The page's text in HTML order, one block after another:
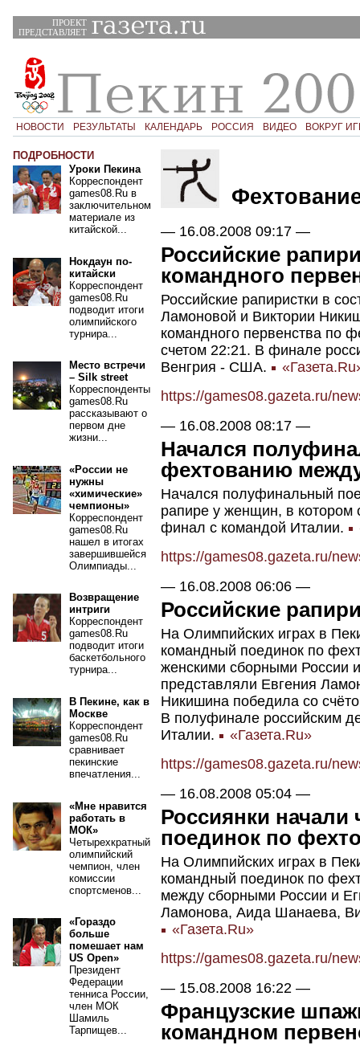
ПРОЕКТ
ПРЕДСТАВЛЯЕТ
НОВОСТИ РЕЗУЛЬТАТЫ КАЛЕНДАРЬ РОССИЯ ВИДЕО ВОКРУГ
ПОДРОБНОСТИ
Уроки Пекина
Корреспондент
games08.Ru в
заключительном
материале из
китайской...
Нокдаун по-
китайски
Корреспондент
games08.Ru
подводит итоги
олимпийского
турнира...
Место встречи
– Silk street
Корреспонденты
games08.Ru
рассказывают о
первом дне
жизни...
«России не
нужны
«химические»
чемпионы»
Корреспондент
games08.Ru
нашел в итогах
завершившейся
Олимпиады...
Возвращение
интриги
Корреспондент
games08.Ru
подводит итоги
баскетбольного
турнира...
В Пекине, как в
Москве
Корреспондент
games08.Ru
сравнивает
пекинские
впечатления...
«Мне нравится
работать в
МОК»
Четырехкратный
олимпийский
чемпион, член
комиссии
спортсменов...
«Гораздо
больше
помешает нам
US Open»
Президент
Федерации
тенниса России,
член МОК
Шамиль
Тарпищев...
— 16.08.2008 09:17 —
Российские
командного
Российские рапиристки в
Ламоновой и Виктории
командного первенства по
счетом 22:21. В финале
Венгрия - США.
https://games08.gazeta.ru/
— 16.08.2008 08:17 —
Начался
фехтованию
Начался полуфинальный
рапире у женщин, в котором
финал с командой Италии.
https://games08.gazeta.ru/
— 16.08.2008 06:06 —
Российские
На Олимпийских играх в
командный поединок по
женскими сборными России
представляли Евгения
Никишина победила со
В полуфинале российским
Италии.
«Газета.Ru»
https://games08.gazeta.ru/
— 16.08.2008 05:04 —
Россиянки
поединок по
На Олимпийских играх в
командный поединок по
между сборными России и
Ламонова, Аида Шанаева,
«Газета.Ru»
https://games08.gazeta.ru/
— 15.08.2008 16:22 —
Французские
командном